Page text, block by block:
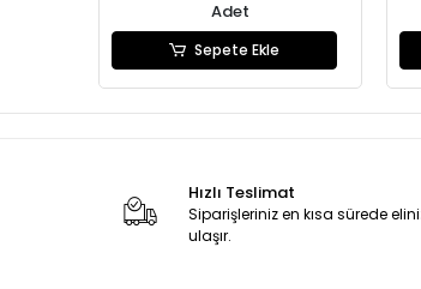
Adet
Sepete Ekle
Hızlı Teslimat
Siparişleriniz en kısa sürede
ulaşır.